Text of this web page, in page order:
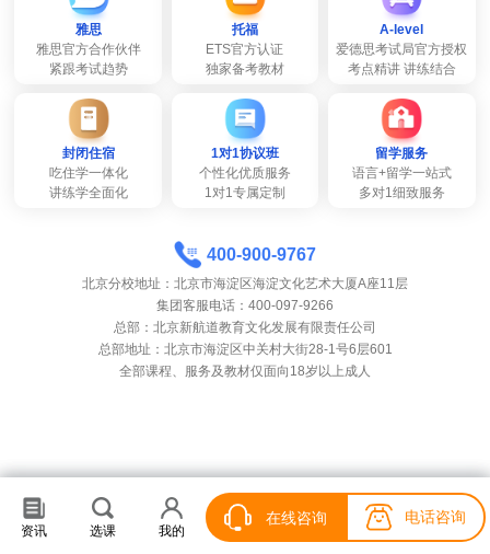
雅思
雅思官方合作伙伴
紧跟考试趋势
托福
ETS官方认证
独家备考教材
A-level
爱德思考试局官方授权
考点精讲 讲练结合
封闭住宿
吃住学一体化
讲练学全面化
1对1协议班
个性化优质服务
1对1专属定制
留学服务
语言+留学一站式
多对1细致服务
400-900-9767
北京分校地址：北京市海淀区海淀文化艺术大厦A座11层
集团客服电话：400-097-9266
总部：北京新航道教育文化发展有限责任公司
总部地址：北京市海淀区中关村大街28-1号6层601
全部课程、服务及教材仅面向18岁以上成人
资讯 选课 我的
在线咨询 电话咨询
资讯 选课 我的
在线咨询 电话咨询